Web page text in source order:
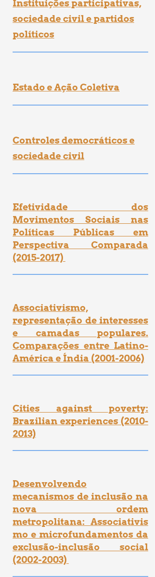
Instituições participativas,
sociedade civil e partidos
políticos
Estado e Ação Coletiva
Controles democráticos e
sociedade civil
Efetividade dos
Movimentos Sociais nas
Políticas Públicas em
Perspectiva Comparada
(2015-2017)
Associativismo,
representação de interesses
e camadas populares.
Comparações entre Latino-
América e Índia (2001-2006)
Cities against poverty:
Brazilian experiences (2010-
2013)
Desenvolvendo
mecanismos de inclusão na
nova ordem
metropolitana: Associativis
mo e microfundamentos da
exclusão-inclusão social
(2002-2003)